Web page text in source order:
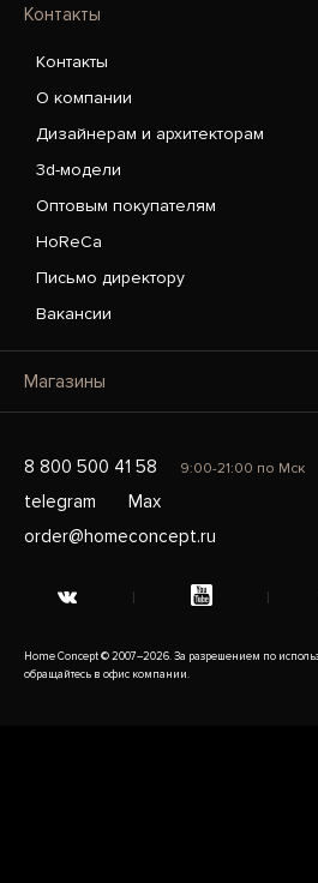
Контакты
Контакты
О компании
Дизайнерам и архитекторам
3d-модели
Оптовым покупателям
HoReCa
Письмо директору
Вакансии
Магазины
8 800 500 41 58 9:00-21:00 по Мск
telegram
Max
order@homeconcept.ru
Home Concept © 2007–2026. За разрешением по
обращайтесь в офис компании.